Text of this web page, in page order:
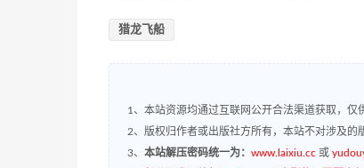
猎龙飞船
1、本站资源均通过互联网公开合法渠道获取，仅
2、版权归作者或出版社方所有，本站不对涉及的
3、 本站解压密码统一为： www.laixiu.cc 或